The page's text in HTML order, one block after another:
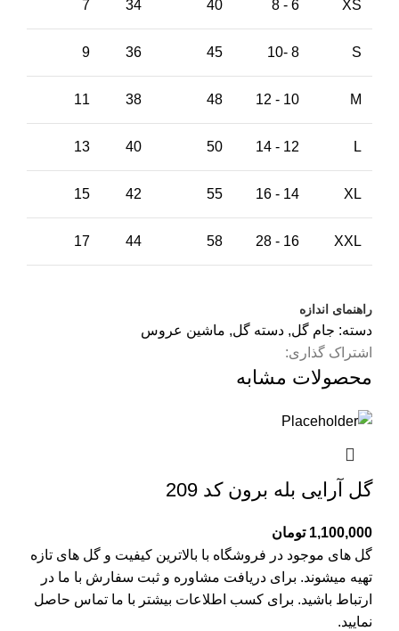
XS
6 - 8
40
34
7
S
8 -10
45
36
9
M
10 - 12
48
38
11
L
12 - 14
50
40
13
XL
14 - 16
55
42
15
XXL
16 - 28
58
44
17
راهنمای اندازه
دسته: جام گل, دسته گل, ماشین عروس
اشتراک گذاری:
محصولات مشابه
گل آرایی بله برون کد 209
1,100,000 تومان
گل های موجود در فروشگاه با بالاترین کیفیت و گل های تازه
تهیه میشوند. برای دریافت مشاوره و ثبت سفارش با ما در
ارتباط باشید. برای کسب اطلاعات بیشتر با ما تماس حاصل
نمایید.